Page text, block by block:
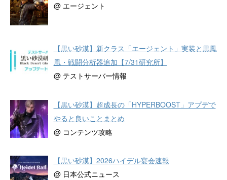
@ エージェント
【黒い砂漠】新クラス「エージェント」実装と黒鳳
凰・戦闘分析器追加【7/31研究所】
@ テストサーバー情報
【黒い砂漠】超成長の「HYPERBOOST」アプデで
やると良いことまとめ
@ コンテンツ攻略
【黒い砂漠】2026ハイデル宴会速報
@ 日本公式ニュース